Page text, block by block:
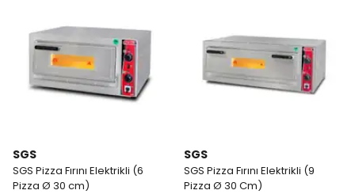
SGS
SGS Pizza Fırını Elektrikli (6
Pizza Ø 30 cm)
SGS
SGS Pizza Fırını Elektrikli (9
Pizza Ø 30 Cm)